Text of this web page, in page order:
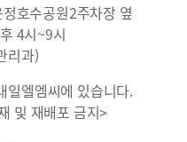
호수공원2주차장 옆
4시~9시
리과)
일엘엠씨에 있습니다.
및 재배포 금지>